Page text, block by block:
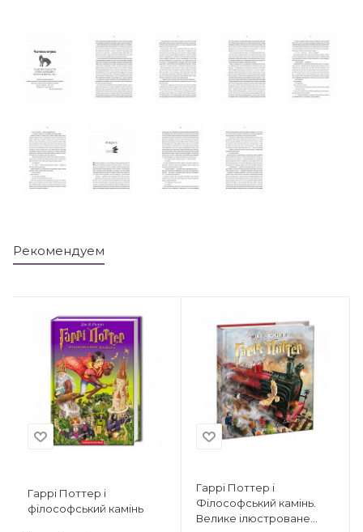
Рекомендуем
Гаррі Поттер і
філософський камінь
Гаррі Поттер і
Філософський камінь.
Велике ілюстроване